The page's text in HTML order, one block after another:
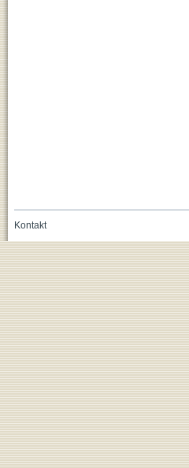
Kontakt